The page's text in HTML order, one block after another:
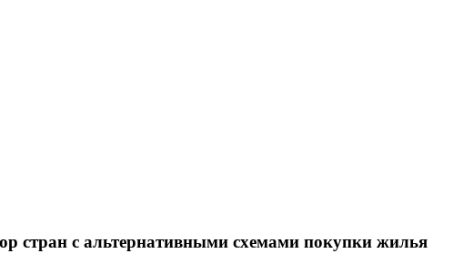
стран с альтернативными схемами покупки жилья